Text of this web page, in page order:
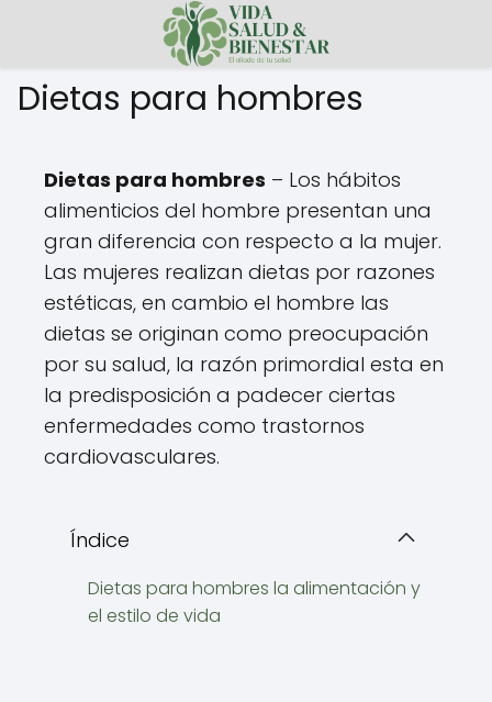
Dietas para hombres
Dietas para hombres – Los hábitos
alimenticios del hombre presentan una
gran diferencia con respecto a la mujer.
Las mujeres realizan dietas por razones
estéticas, en cambio el hombre las
dietas se originan como preocupación
por su salud, la razón primordial esta en
la predisposición a padecer ciertas
enfermedades como trastornos
cardiovasculares.
Índice
Dietas para hombres la alimentación y
el estilo de vida